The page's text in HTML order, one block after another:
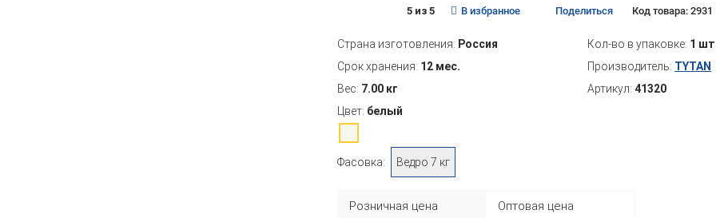
5 из 5 В избранное Поделиться Код товара: 2931
Страна изготовления: Россия Кол-во в упаковке: 1 шт
Срок хранения: 12 мес. Производитель: TYTAN
Вес: 7.00 кг Артикул: 41320
Цвет: белый
Фасовка: Ведро 7 кг
Розничная цена Оптовая цена